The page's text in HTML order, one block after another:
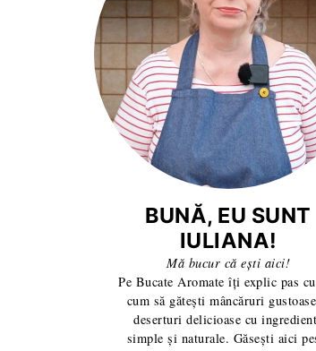
BUNĂ, EU SUNT
IULIANA!
Mă bucur că ești aici!
Pe Bucate Aromate îți explic pas
cum să gătești mâncăruri
deserturi delicioase cu
simple și naturale. Găsești aici